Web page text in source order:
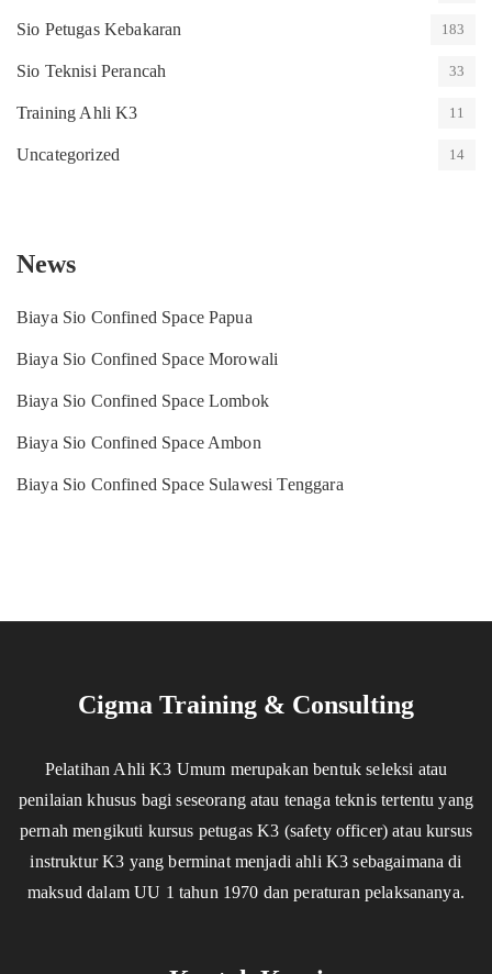
Sio Petugas Kebakaran 183
Sio Teknisi Perancah 33
Training Ahli K3 11
Uncategorized 14
News
Biaya Sio Confined Space Papua
Biaya Sio Confined Space Morowali
Biaya Sio Confined Space Lombok
Biaya Sio Confined Space Ambon
Biaya Sio Confined Space Sulawesi Tenggara
Cigma Training & Consulting
Pelatihan Ahli K3 Umum merupakan bentuk seleksi atau
penilaian khusus bagi seseorang atau tenaga teknis tertentu yang
pernah mengikuti kursus petugas K3 (safety officer) atau kursus
instruktur K3 yang berminat menjadi ahli K3 sebagaimana di
maksud dalam UU 1 tahun 1970 dan peraturan pelaksananya.